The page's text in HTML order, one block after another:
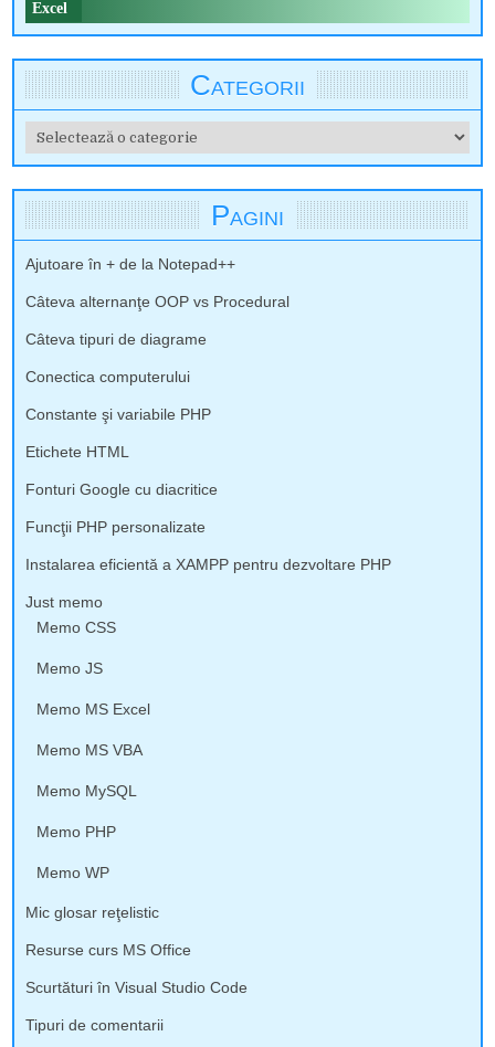
Excel
Categorii
Categorii
Pagini
Ajutoare în + de la Notepad++
Câteva alternanţe OOP vs Procedural
Câteva tipuri de diagrame
Conectica computerului
Constante şi variabile PHP
Etichete HTML
Fonturi Google cu diacritice
Funcţii PHP personalizate
Instalarea eficientă a XAMPP pentru dezvoltare PHP
Just memo
Memo CSS
Memo JS
Memo MS Excel
Memo MS VBA
Memo MySQL
Memo PHP
Memo WP
Mic glosar reţelistic
Resurse curs MS Office
Scurtături în Visual Studio Code
Tipuri de comentarii